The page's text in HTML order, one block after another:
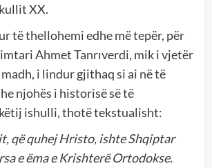
XX.
të thellohemi edhe më tepër, për
Ahmet Tanrıverdi, mik i vjetër
i lindur gjithaq si ai në të
njohës i historisë së të
ishulli, thotë tekstualisht:
që quhej Hristo, ishte Shqiptar
e ëma e Krishterë Ortodokse.